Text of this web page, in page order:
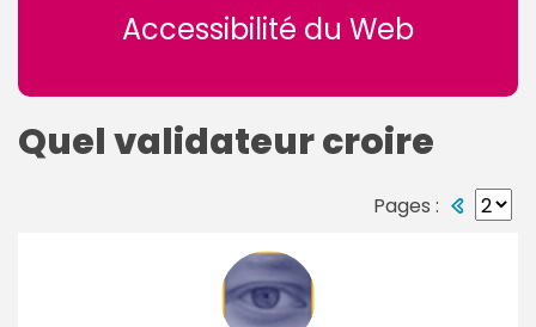
Accessibilité du Web
Quel validateur croire
Pages :